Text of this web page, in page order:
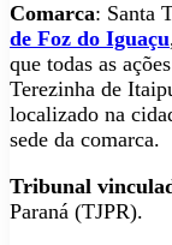
Comarca: Santa
de Foz do Iguaçu
que todas as
Terezinha de
localizado na
sede da comarca.
Tribunal
Paraná (TJPR).